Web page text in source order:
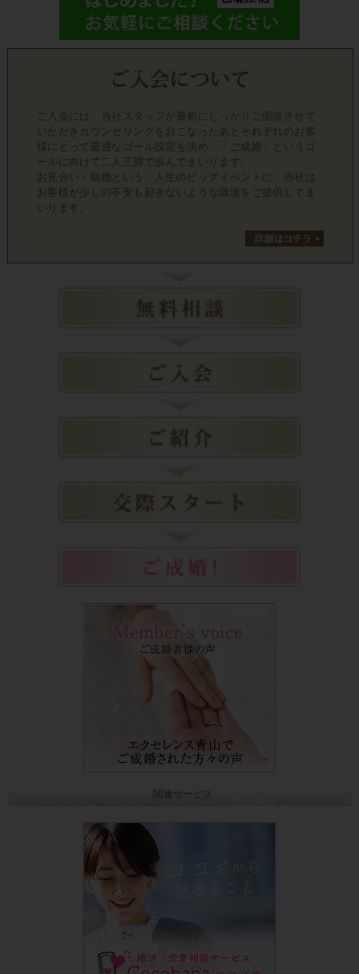
ご入会には、当社スタッフが最初にしっかりご面談させて
いただきカウンセリングをおこなったあとそれぞれのお客
様にとって最適なゴール設定を決め、「ご成婚」というゴ
ールに向けて二人三脚で歩んでまいります。
お見合い・結婚という、人生のビッグイベントに、当社は
お客様が少しの不安も起きないような環境をご提供してま
いります。
関連サービス